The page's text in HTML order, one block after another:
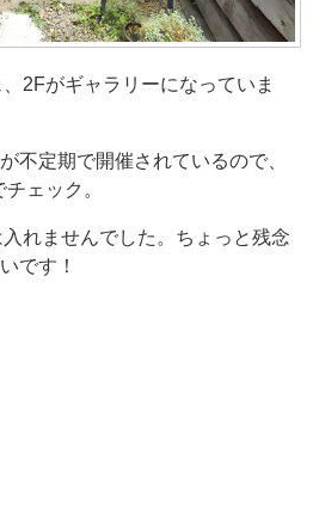
2Fがギャラリーになっていま
不定期で開催されているので、
ェック。
れませんでした。ちょっと残念
です！